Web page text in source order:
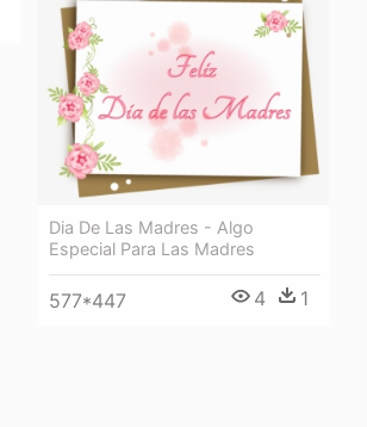
Dia De Las Madres - Algo
Especial Para Las Madres
577*447 4 1